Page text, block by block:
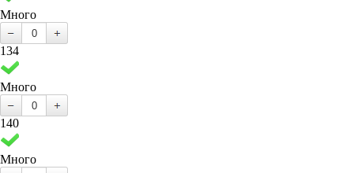
Много
134
Много
140
Много